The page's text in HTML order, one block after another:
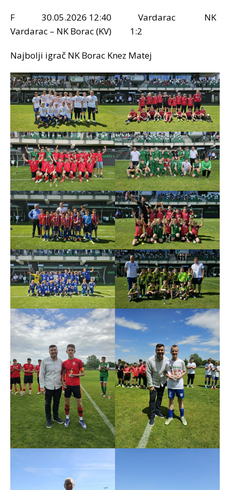
F 30.05.2026 12:40 Vardarac NK
Vardarac – NK Borac (KV) 1:2
Najbolji igrač NK Borac Knez Matej